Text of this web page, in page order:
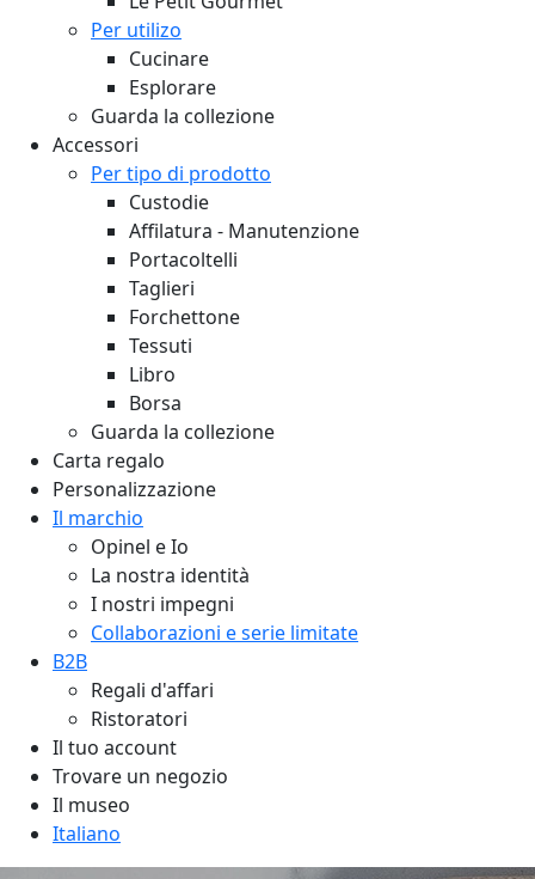
Per utilizo
Cucinare
Esplorare
Guarda la collezione
Accessori
Per tipo di prodotto
Custodie
Affilatura - Manutenzione
Portacoltelli
Taglieri
Forchettone
Tessuti
Libro
Borsa
Guarda la collezione
Carta regalo
Personalizzazione
Il marchio
Opinel e Io
La nostra identità
I nostri impegni
Collaborazioni e serie limitate
B2B
Regali d'affari
Ristoratori
Il tuo account
Trovare un negozio
Il museo
Italiano